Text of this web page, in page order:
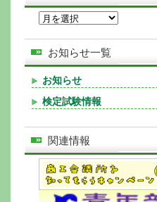
お知らせ一覧
お知らせ
検定試験情報
関連情報